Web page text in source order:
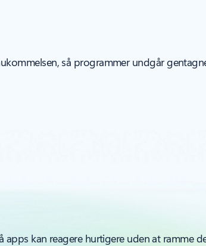
så programmer undgår
kan reagere hurtigere uden at ramme